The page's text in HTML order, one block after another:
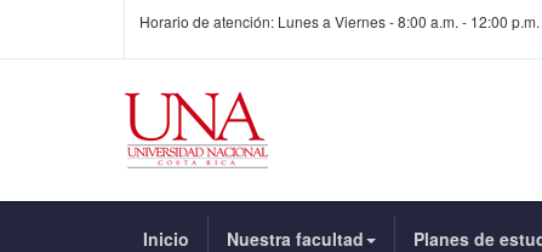
Horario de atención: Lunes a Viernes - 8:00 a.m. - 12:00
Inicio Nuestra facultad Planes de